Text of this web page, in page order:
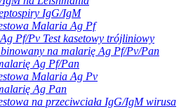
IgG/IgM
Malaria Ag Pf
Pf/Pv Test kasetowy trójliniowy
na malarię Ag Pf/Pv/Pan
Ag Pf/Pan
Malaria Ag Pv
Ag Pan
na przeciwciała IgG/IgM wirusa